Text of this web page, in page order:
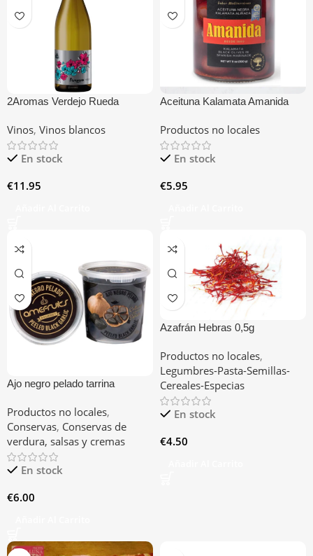
2Aromas Verdejo Rueda
Vinos, Vinos blancos
En stock
€11.95
Aceituna Kalamata Amanida
Productos no locales
En stock
€5.95
Ajo negro pelado tarrina
Productos no locales,
Conservas, Conservas de
verdura, salsas y cremas
En stock
€6.00
Azafrán Hebras 0,5g
Productos no locales,
Legumbres-Pasta-Semillas-
Cereales-Especias
En stock
€4.50